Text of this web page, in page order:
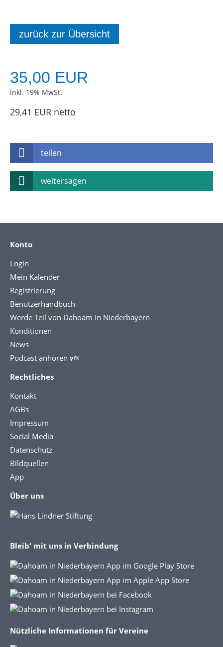
zurück zur Übersicht
35,00 EUR
inkl. 19% MwSt.
29,41 EUR netto
teilen
weitersagen
Konto
Login
Mein Kalender
Registrierung
Benutzerhandbuch
Werde Teil von Dahoam in Niederbayern
Konditionen
News
Podcast anhören 🕬
Rechtliches
Kontakt
AGBs
Impressum
Social Media
Datenschutz
Bildquellen
App
Über uns
Bleib' mit uns in Verbindung
Nützliche Informationen für Vereine